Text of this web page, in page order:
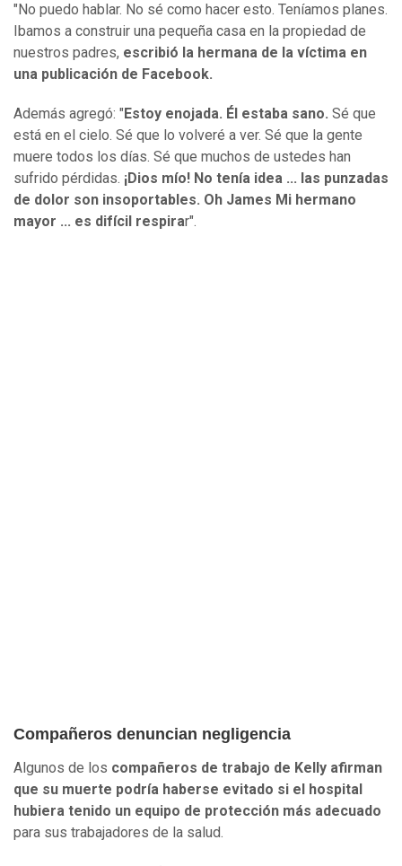
"No puedo hablar. No sé como hacer esto. Teníamos planes.
Ibamos a construir una pequeña casa en la propiedad de
nuestros padres, escribió la hermana de la víctima en
una publicación de Facebook.
Además agregó: " Estoy enojada. Él estaba sano. Sé que
está en el cielo. Sé que lo volveré a ver. Sé que la gente
muere todos los días. Sé que muchos de ustedes han
sufrido pérdidas. ¡Dios mío! No tenía idea ... las punzadas
de dolor son insoportables. Oh James Mi hermano
mayor ... es difícil respirar".
Compañeros denuncian negligencia
Algunos de los compañeros de trabajo de Kelly afirman
que su muerte podría haberse evitado si el hospital
hubiera tenido un equipo de protección más adecuado
para sus trabajadores de la salud.